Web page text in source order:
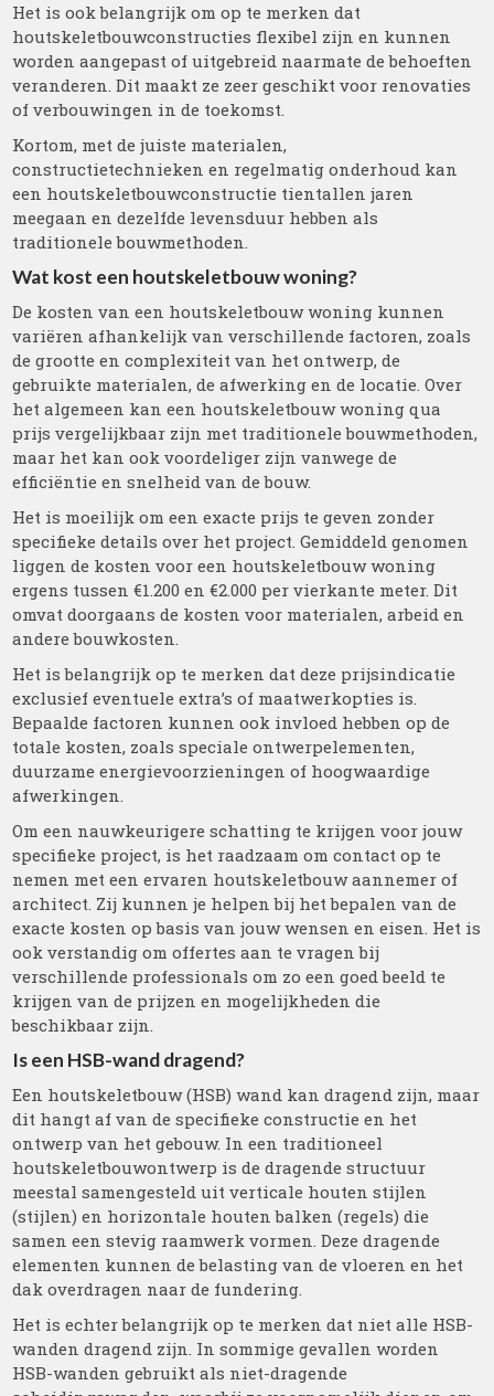
Het is ook belangrijk om op te merken dat
houtskeletbouwconstructies flexibel zijn en kunnen
worden aangepast of uitgebreid naarmate de behoeften
veranderen. Dit maakt ze zeer geschikt voor renovaties
of verbouwingen in de toekomst.
Kortom, met de juiste materialen,
constructietechnieken en regelmatig onderhoud kan
een houtskeletbouwconstructie tientallen jaren
meegaan en dezelfde levensduur hebben als
traditionele bouwmethoden.
Wat kost een houtskeletbouw woning?
De kosten van een houtskeletbouw woning kunnen
variëren afhankelijk van verschillende factoren, zoals
de grootte en complexiteit van het ontwerp, de
gebruikte materialen, de afwerking en de locatie. Over
het algemeen kan een houtskeletbouw woning qua
prijs vergelijkbaar zijn met traditionele bouwmethoden,
maar het kan ook voordeliger zijn vanwege de
efficiëntie en snelheid van de bouw.
Het is moeilijk om een exacte prijs te geven zonder
specifieke details over het project. Gemiddeld genomen
liggen de kosten voor een houtskeletbouw woning
ergens tussen €1.200 en €2.000 per vierkante meter. Dit
omvat doorgaans de kosten voor materialen, arbeid en
andere bouwkosten.
Het is belangrijk op te merken dat deze prijsindicatie
exclusief eventuele extra’s of maatwerkopties is.
Bepaalde factoren kunnen ook invloed hebben op de
totale kosten, zoals speciale ontwerpelementen,
duurzame energievoorzieningen of hoogwaardige
afwerkingen.
Om een nauwkeurigere schatting te krijgen voor jouw
specifieke project, is het raadzaam om contact op te
nemen met een ervaren houtskeletbouw aannemer of
architect. Zij kunnen je helpen bij het bepalen van de
exacte kosten op basis van jouw wensen en eisen. Het is
ook verstandig om offertes aan te vragen bij
verschillende professionals om zo een goed beeld te
krijgen van de prijzen en mogelijkheden die
beschikbaar zijn.
Is een HSB-wand dragend?
Een houtskeletbouw (HSB) wand kan dragend zijn, maar
dit hangt af van de specifieke constructie en het
ontwerp van het gebouw. In een traditioneel
houtskeletbouwontwerp is de dragende structuur
meestal samengesteld uit verticale houten stijlen
(stijlen) en horizontale houten balken (regels) die
samen een stevig raamwerk vormen. Deze dragende
elementen kunnen de belasting van de vloeren en het
dak overdragen naar de fundering.
Het is echter belangrijk op te merken dat niet alle HSB-
wanden dragend zijn. In sommige gevallen worden
HSB-wanden gebruikt als niet-dragende